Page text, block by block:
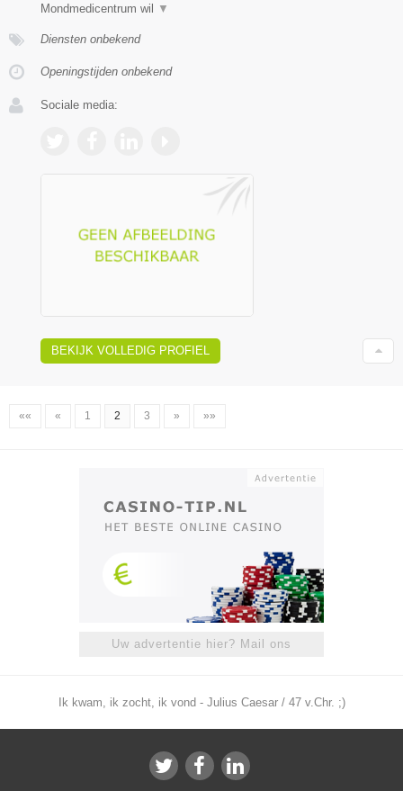
Mondmedicentrum wil
▼
Diensten onbekend
Openingstijden onbekend
Sociale media:
BEKIJK VOLLEDIG PROFIEL
«« « 1 2 3 » »»
Uw advertentie hier? Mail ons
Ik kwam, ik zocht, ik vond - Julius Caesar / 47 v.Chr. ;)